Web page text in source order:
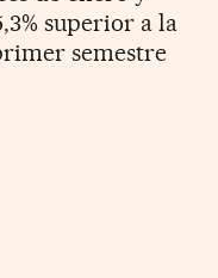
superior a la
semestre